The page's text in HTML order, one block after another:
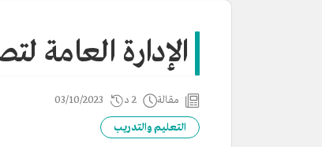
الإدارة العامة
مقالة 2 د 03/10/2023
التعليم والتدريب